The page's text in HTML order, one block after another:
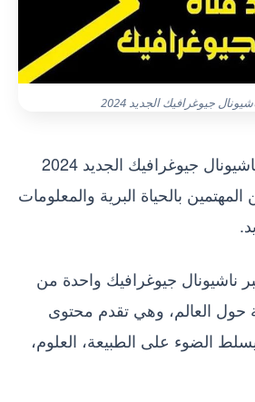
جيوغرافيك الجديد 2024
ننشر لكم تردد قناة ناشيونال جيوغرافيك الجديد 2024
بالحياة البرية والمعلومات
ناشيونال جيوغرافيك واحدة من
حول العالم، وهي تقدم محتوى
يسلط الضوء على الطبيعة، العلوم،